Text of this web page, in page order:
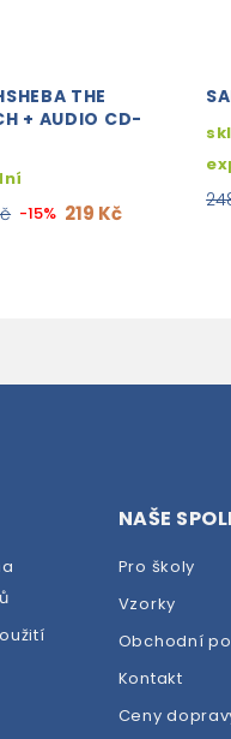
THE
+ AUDIO CD-
-15% 219 Kč
NAŠE
Pro školy
Vzorky
Obchodní
Kontakt
Ceny